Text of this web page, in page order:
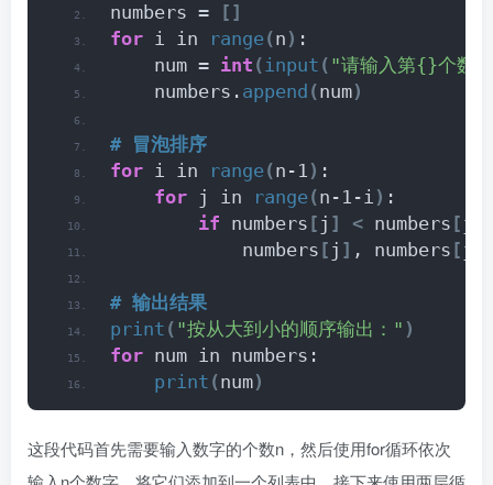
numbers =
[]
for i in range(n ) :
    num =
int (input ( "请输入第{}个数
    numbers.
append (num)
# 冒泡排序
for i in range(n-1 ) :
for j in range(n-1-i ) :
if numbers [ j ] < numbers [
            numbers
[ j ] , numbers [
# 输出结果
print ( "按从大到小的顺序输出：" )
for num in numbers:
print (num)
这段代码首先需要输入数字的个数n，然后使用for循环依次